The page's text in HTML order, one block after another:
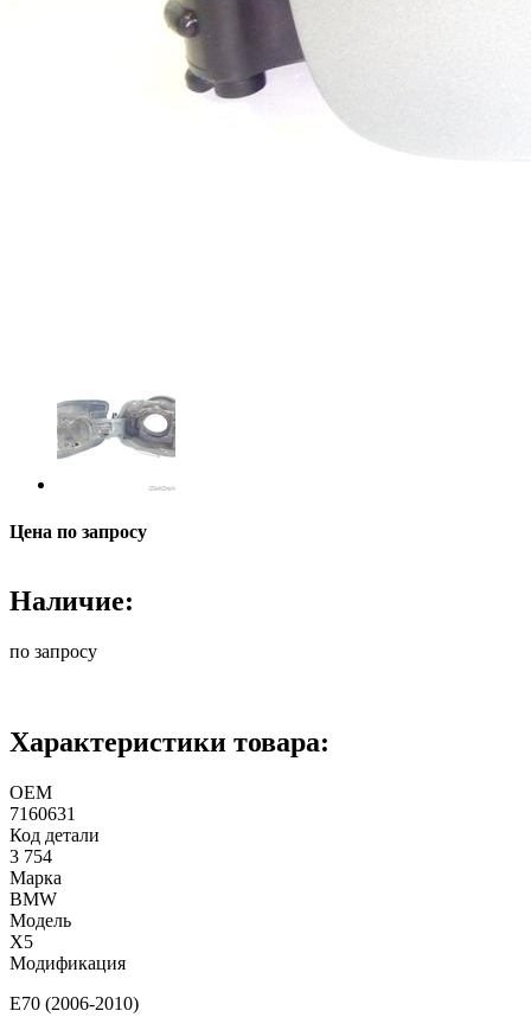
Цена по запросу
Наличие:
по запросу
Характеристики товара:
ОЕМ
7160631
Код детали
3 754
Марка
BMW
Модель
X5
Модификация
E70 (2006-2010)